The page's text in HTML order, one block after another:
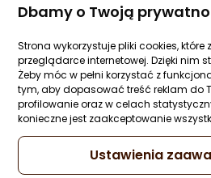
Dbamy o Twoją
Strona wykorzystuje pliki cookies, które
przeglądarce internetowej. Dzięki nim
Żeby móc w pełni korzystać z
tym, aby dopasować treść reklam do
profilowanie oraz w celach
konieczne jest zaakceptowanie
Ustawienia